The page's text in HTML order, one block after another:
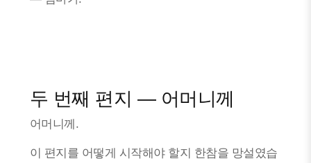
두 번째 편지 — 어머니께
어머니께.
이 편지를 어떻게 시작해야 할지 한참을 망설였습